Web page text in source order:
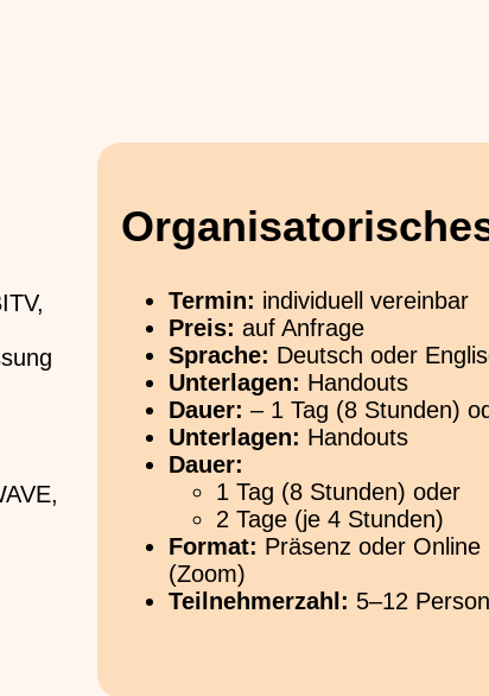
Termin: individuell vereinbar
Preis: auf Anfrage
Sprache: Deutsch oder
Unterlagen: Handouts
Dauer: – 1 Tag (8 Stunden)
Unterlagen: Handouts
Dauer:
1 Tag (8 Stunden) oder
2 Tage (je 4 Stunden)
Format: Präsenz oder Online
(Zoom)
Teilnehmerzahl: 5–12